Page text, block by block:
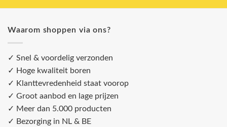
Waarom shoppen via ons?
✓ Snel & voordelig verzonden
✓ Hoge kwaliteit boren
✓ Klanttevredenheid staat voorop
✓ Groot aanbod en lage prijzen
✓ Meer dan 5.000 producten
✓ Bezorging in NL & BE